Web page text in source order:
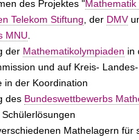
des Projektes "Mathematik
Telekom Stiftung, der DMV
MNU.
der Mathematikolympiaden in
und auf Kreis-
in der Koordination
des Bundeswettbewerbs
Mathelagern für